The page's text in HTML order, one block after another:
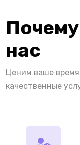
нас
Ценим ваше время
качественные